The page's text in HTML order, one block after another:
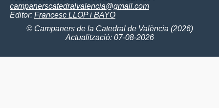
campanerscatedralvalencia@gmail.com
Editor: Francesc LLOP i BAYO
© Campaners de la Catedral de València (2026)
Actualització: 07-08-2026